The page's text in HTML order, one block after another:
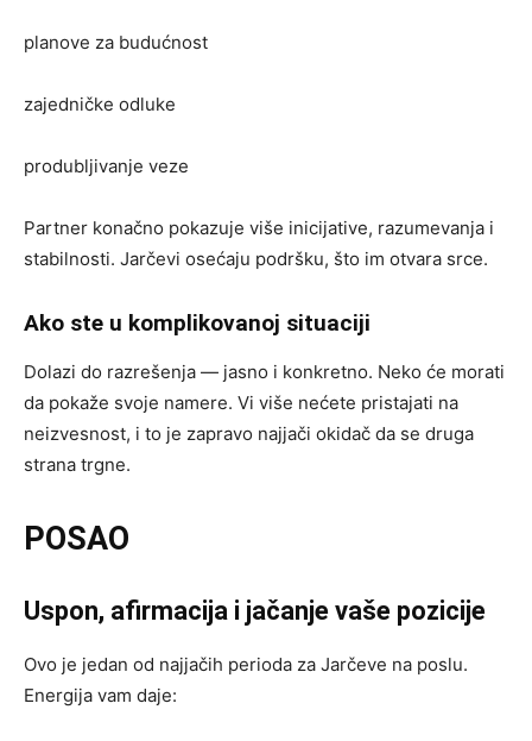
planove za budućnost
zajedničke odluke
produbljivanje veze
Partner konačno pokazuje više inicijative, razumevanja i
stabilnosti. Jarčevi osećaju podršku, što im otvara srce.
Ako ste u komplikovanoj situaciji
Dolazi do razrešenja — jasno i konkretno. Neko će morati
da pokaže svoje namere. Vi više nećete pristajati na
neizvesnost, i to je zapravo najjači okidač da se druga
strana trgne.
POSAO
Uspon, afirmacija i jačanje vaše pozicije
Ovo je jedan od najjačih perioda za Jarčeve na poslu.
Energija vam daje: